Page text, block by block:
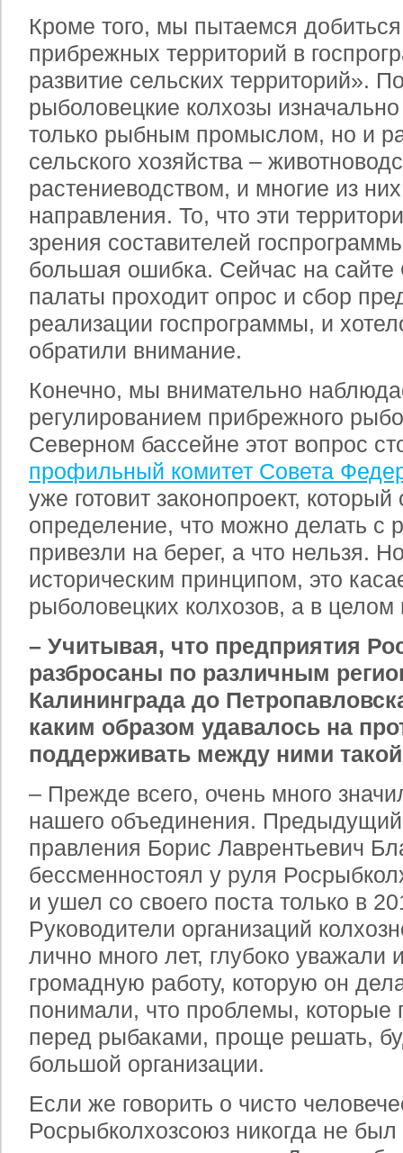
Кроме того, мы пытаемся
прибрежных территорий в
развитие сельских территорий».
рыболовецкие колхозы
только рыбным промыслом, но и
сельского хозяйства –
растениеводством, и многие из
направления. То, что эти
зрения составителей
большая ошибка. Сейчас на
палаты проходит опрос и сбор
реализации госпрограммы, и
обратили внимание.
Конечно, мы внимательно
регулированием прибрежного
Северном бассейне этот вопрос
профильный комитет Совета
уже готовит законопроект,
определение, что можно делать с
привезли на берег, а что нельзя.
историческим принципом, это
рыболовецких колхозов, а в целом
– Учитывая, что предприятия
разбросаны по различным
Калининграда до
каким образом удавалось на
поддерживать между ними
– Прежде всего, очень много
нашего объединения. Предыдущий
правления Борис Лаврентьевич
бессменностоял у руля
и ушел со своего поста только в
Руководители организаций
лично много лет, глубоко уважали
громадную работу, которую он
понимали, что проблемы, которые
перед рыбаками, проще решать,
большой организации.
Если же говорить о чисто
Росрыбколхозсоюз никогда не